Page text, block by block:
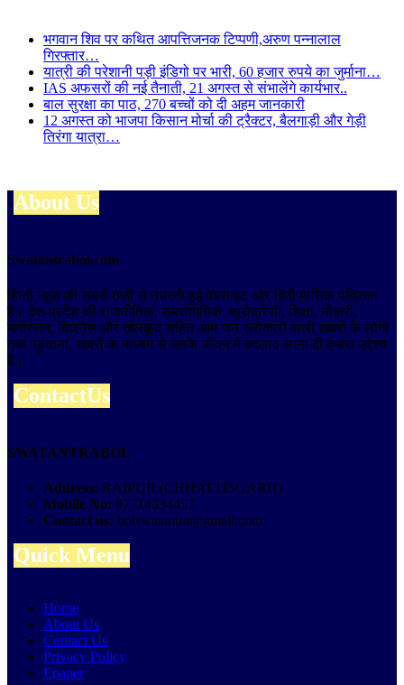
भगवान शिव पर कथित आपत्तिजनक टिप्पणी,अरुण पन्नालाल
गिरफ्तार…
यात्री की परेशानी पड़ी इंडिगो पर भारी, 60 हजार रुपये का जुर्माना…
IAS अफसरों की नई तैनाती, 21 अगस्त से संभालेंगे कार्यभार..
बाल सुरक्षा का पाठ, 270 बच्चों को दी अहम जानकारी
12 अगस्त को भाजपा किसान मोर्चा की ट्रैक्टर, बैलगाड़ी और गेड़ी
तिरंगा यात्रा…
About Us
Swatantrabol.com
हिन्दी न्यूज़ की सबसे तेजी से उभरती हुई वेबसाइट और हिंदी मासिक पत्रिका
है। देश-प्रदेश की राजनीतिक, समसामयिक, ब्यूरोक्रेसी, शिक्षा, नौकरी,
मनोरंजन, बिजनेस और खेलकूद सहित आम जन सरोकारों वाली खबरों के लोगो
तक पहुंचाना, खबरों के माध्यम से उनके जीवन में बदलाव लाना ही हमारा उद्देश्य
है।
ContactUs
SWATANTRABOL
Address: RAIPUR (CHHATTISGARH)
Mobile No: 07714334457
Contact us: bolswatantra@gmail.com
Quick Menu
Home
About Us
Contact Us
Privacy Policy
Epaper